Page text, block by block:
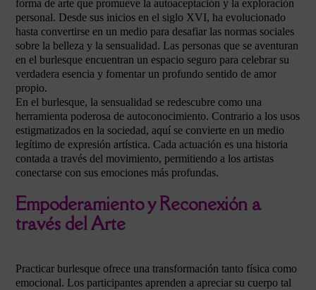
forma de arte que promueve la autoaceptación y la exploración
personal. Desde sus inicios en el siglo XVI, ha evolucionado
hasta convertirse en un medio para desafiar las normas sociales
sobre la belleza y la sensualidad. Las personas que se aventuran
en el burlesque encuentran un espacio seguro para celebrar su
verdadera esencia y fomentar un profundo sentido de amor
propio.
En el burlesque, la sensualidad se redescubre como una
herramienta poderosa de autoconocimiento. Contrario a los usos
estigmatizados en la sociedad, aquí se convierte en un medio
legítimo de expresión artística. Cada actuación es una historia
contada a través del movimiento, permitiendo a los artistas
conectarse con sus emociones más profundas.
Empoderamiento y Reconexión a
través del Arte
Practicar burlesque ofrece una transformación tanto física como
emocional. Los participantes aprenden a apreciar su cuerpo tal